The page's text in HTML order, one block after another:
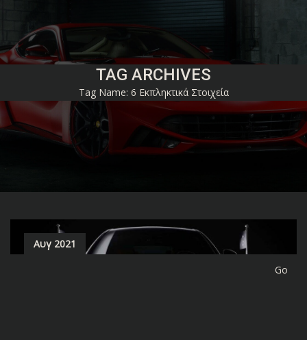
TAG ARCHIVES
Tag Name: 6 Εκπληκτικά Στοιχεία
Αυγ 2021